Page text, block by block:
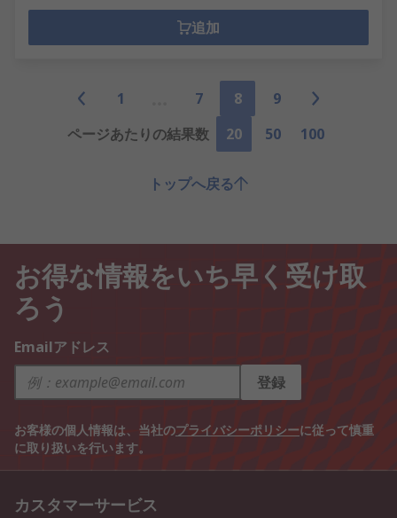
追加
1 7 8
9
ページあたりの結果数
20 50 100
トップへ戻る
お得な情報をいち早く受け取
ろう
Emailアドレス
登録
お客様の個人情報は、当社のプライバシーポリシーに従って慎重
に取り扱いを行います。
カスタマーサービス